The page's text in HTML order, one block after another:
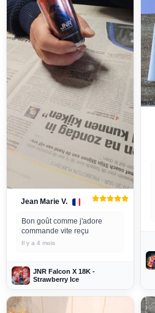
Jean Marie V.
Bon goût comme j'adore
commande vite reçu
Il y a 4 mois
JNR Falcon X 18K -
Strawberry Ice